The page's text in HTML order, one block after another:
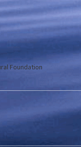
Foundation